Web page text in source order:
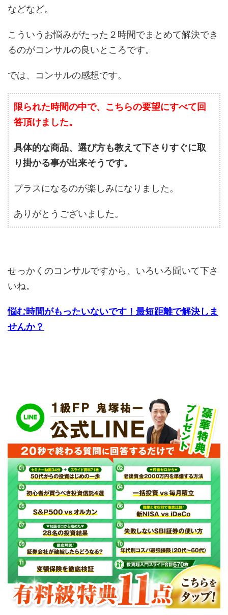
などなど。
こういうお悩みがたった２時間でまとめて解決でき
るのがコンサルの良いところです。
では、コンサルの感想です。
限られた時間の中で、こちらの要望にすべて回
答頂けました。
具体的な商品、選び方も教えて下さりすぐに取
り掛かる事が出来そうです。
プラスになるのが楽しみになりました。
ありがとうございました。
せっかくのコンサルですから、いろいろ聞いて下さ
いね。
悩む時間がもったいないです！最短距離で解決しま
せんか？